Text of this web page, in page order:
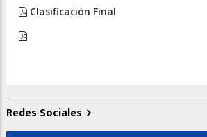
Clasificación Final
Redes Sociales